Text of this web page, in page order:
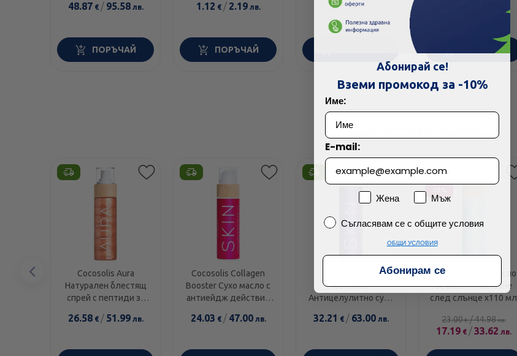
932080
48.87 € / 95.58лв.
ПОРЪЧАЙ
1.12 € / 2.19лв.
ПОРЪЧАЙ
11.10€ /21.71
ПОРЪЧАЙ
Още от тази марка
Cocosolis Aura
Натурален блестящ
спрей с пептиди за
100мл
26.58€ / 51.99лв.
Cocosolis Collagen
Booster Сухо масло с
антиейдж действие
24.03 € / 47.00лв.
Cocosolis Anti-
Celluilite
Антицелулитно сухо
32.21 € / 63.00лв.
Етикети
Cocosolis Cool Масло
за възстановяване
след слънце х110 мл
23.00€ /44.98лв.
17.19€ /33.62 лв.
Предишен
елемент
Абонирай се!
Вземи промокод за -10%
Име:
E-mail:
ПолЖена
Мъж
Съгласявам се с общите условия
Съгласявам се с общите условия
ОБЩИ УСЛОВИЯ
Абонирам се